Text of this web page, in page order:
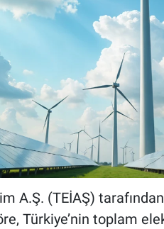
A.Ş. (TEİAŞ)
Türkiye’nin toplam